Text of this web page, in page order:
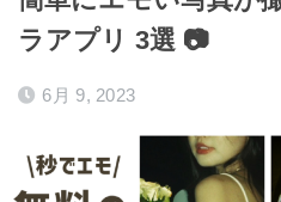
ラアプリ 3選 📷
6月 9, 2023